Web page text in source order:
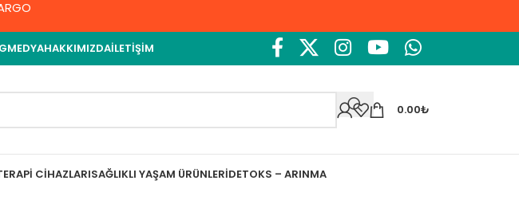
MEDYAHAKKIMIZDAİLETIŞIM
0.00₺
CIHAZLARISAĞLIKLI YAŞAM ÜRÜNLERIDETOKS – ARINMA